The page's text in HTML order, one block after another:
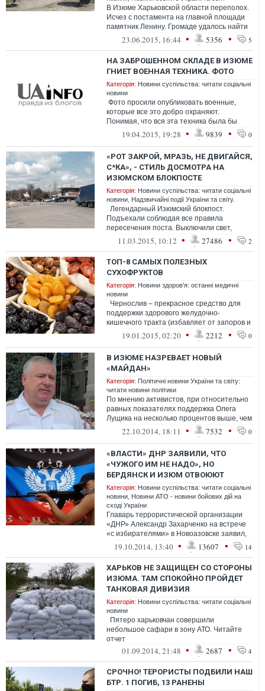
В Изюме Харьковской области переполох.
Исчез с постамента на главной площади
памятник Ленину. Громаде удалось найти
его по горячим следам – он ушёл к ...
23.06.2015, 16:44 • 5356 • 5
НА ЗАБРОШЕННОМ СКЛАДЕ В ИЗЮМЕ
ГНИЕТ ВОЕННАЯ ТЕХНИКА. ФОТО
Категорія: Новини суспільства: читати соціальні
новини
Фото просили опубликовать военные,
которые все это добро охраняют.
Понимая, что вся эта техника была бы
гораздо полезней, если бы
использовалась...
19.04.2015, 19:28 • 9839 • 0
«РОТ ЗАКРОЙ, МРАЗЬ, НЕ ДВИГАЙСЯ,
С*КА», - СТИЛЬ ДОСМОТРА НА
ИЗЮМСКОМ БЛОКПОСТЕ
Категорія: Новини суспільства: читати соціальні
новини Надзвичайні події України та світу.
Легендарный Изюмский блокпост.
Подъехали соблюдая все правила
пересечения поста. Выключили свет,
включили "аварийку". Человек в камуфляже
11.03.2015, 10:12 • 27486 • 2
ТОП-8 САМЫХ ПОЛЕЗНЫХ
СУХОФРУКТОВ
Категорія: Новини здоров'я: останні медичні
новини
Чернослив – прекрасное средство для
поддержки здорового желудочно-
кишечного тракта (избавляет от запоров и
нормализирует пищеварение), а...
19.01.2015, 02:20 • 2212 • 0
В ИЗЮМЕ НАЗРЕВАЕТ НОВЫЙ
«МАЙДАН»
Категорія: Політичні новини України та світу:
читати новини політики
По мнению активистов, при относительно
равных показателях поддержка Олега
Лущика на несколько процентов выше, чем
у Андрея Ровчака. К тому же, уровень...
22.10.2014, 18:11 • 7532 • 0
«ВЛАСТИ» ДНР ЗАЯВИЛИ, ЧТО
«ЧУЖОГО ИМ НЕ НАДО», НО
БЕРДЯНСК И ИЗЮМ ОТВОЮЮТ
Категорія: Новини суспільства: читати соціальні
новини Новини АТО - новини бойових дій на
сході України
Главарь террористической организации
«ДНР» Александр Захарченко на встрече
«с избирателями» в Новоазовске заявил,
что вся терр...
19.10.2014, 13:40 • 13607 • 14
ХАРЬКОВ НЕ ЗАЩИЩЕН СО СТОРОНЫ
ИЗЮМА. ТАМ СПОКОЙНО ПРОЙДЕТ
ТАНКОВАЯ ДИВИЗИЯ
Категорія: Новини суспільства: читати соціальні
новини
Пятеро харьковчан совершили
небольшое сафари в зону АТО. Читайте
отчет
01.09.2014, 21:48 • 2687 • 4
СРОЧНО! ТЕРОРИСТЫ ПОДБИЛИ НАШ
БТР. 1 ПОГИБ, 13 РАНЕНЫ